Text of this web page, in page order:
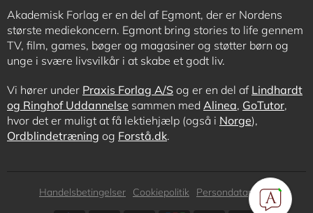
Akademisk Forlag er en del af Egmont, der er Nordens
største mediekoncern. Egmont bring stories to life gennem
TV, film, games, bøger og magasiner og støtter børn og
unge i svære livsvilkår i at skabe et godt liv.
Vi hører under Praxis Forlag A/S og er en del af Lindhardt
og Ringhof Uddannelse sammen med Alinea, GoTutor,
hvor det er muligt at få lektiehjælp (også i Norge),
Ordblindetræning og Forstå.dk.
Subfooter
Handelsbetingelser Cookiepolitik
Persondatapolitik